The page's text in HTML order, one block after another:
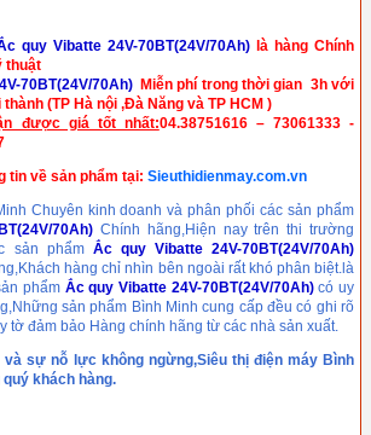
quy Vibatte 24V-70BT(24V/70Ah) là hàng Chính
thuật
70BT(24V/70Ah) Miễn phí trong thời gian 3h với
thành (TP Hà nội ,Đà Năng và TP HCM )
được giá tốt nhất:04.38751616 – 73061333 -
tin về sản phẩm tại: Sieuthidienmay.com.vn
Chuyên kinh doanh và phân phối các sản phẩm
70Ah) Chính hãng,Hiện nay trên thi trường
sản phẩm Ắc quy Vibatte 24V-70BT(24V/70Ah)
hàng chỉ nhìn bên ngoài rất khó phân biệt.là
phẩm Ắc quy Vibatte 24V-70BT(24V/70Ah)có uy
sản phẩm Bình Minh cung cấp đều có ghi rõ
tờ đảm bảo Hàng chính hãng từ các nhà sản xuất.
và sự nỗ lực không ngừng,Siêu thị điện máy Bình
khách hàng.